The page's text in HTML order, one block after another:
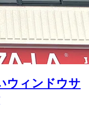
ウィンドウサ